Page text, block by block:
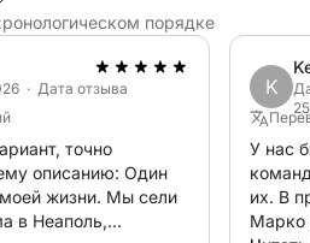
порядке
· Дата отзыва
точно
Один
жизни. Мы сели
в Неаполь,
K
У нас
их. В
Марко